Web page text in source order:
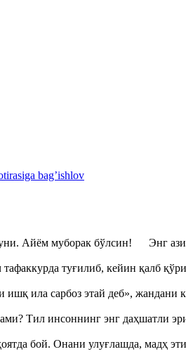
bag’ishlov
Айём муборак бўлсин! Энг
туғилиб, кейин қалб
ила сарбоз этай деб», жандани
Тил инсоннинг энг даҳшатли
бой. Онани улуғлашда, мадҳ